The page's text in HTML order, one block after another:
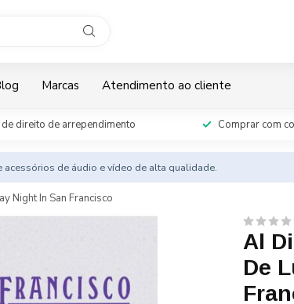
Marcas Atendimento ao cliente
direito de arrependimento Comprar com
de áudio e vídeo de alta qualidade.
Night In San Francisco
Al
De